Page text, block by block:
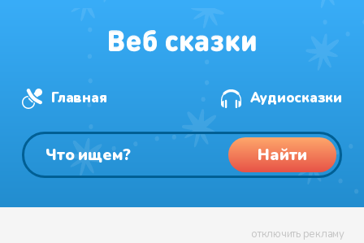
Главная Аудиосказки
Найти
отключить рекламу